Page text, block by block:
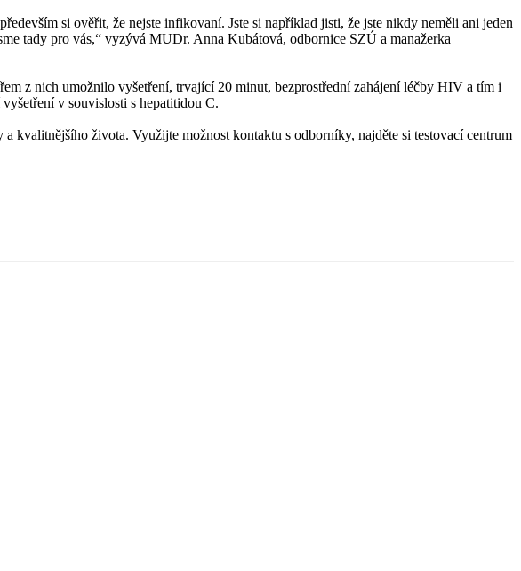
si ověřit, že nejste infikovaní. Jste si například jisti, že jste nikdy neměli ani jeden
tady pro vás,“ vyzývá MUDr. Anna Kubátová, odbornice SZÚ a manažerka
z nich umožnilo vyšetření, trvající 20 minut, bezprostřední zahájení léčby HIV a tím i
v souvislosti s hepatitidou C.
kvalitnějšího života. Využijte možnost kontaktu s odborníky, najděte si testovací centrum